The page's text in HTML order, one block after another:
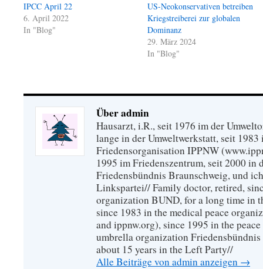
IPCC April 22
6. April 2022
In "Blog"
US-Neokonservativen betreiben
Kriegstreiberei zur globalen
Dominanz
29. März 2024
In "Blog"
Über admin
Hausarzt, i.R., seit 1976 im der
lange in der Umweltwerkstatt, seit
Friedensorganisation IPPNW
1995 im Friedenszentrum, seit 2000 in
Friedensbündnis Braunschweig, und
Linkspartei// Family doctor, retired,
organization BUND, for a long time in
since 1983 in the medical peace
and ippnw.org), since 1995 in the
umbrella organization
about 15 years in the Left Party//
Alle Beiträge von admin anzeigen →